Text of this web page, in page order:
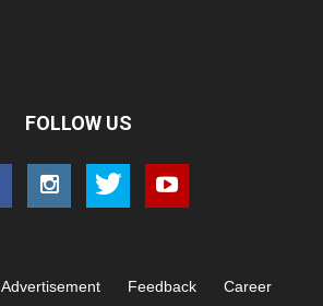
FOLLOW US
Advertisement Feedback
Career